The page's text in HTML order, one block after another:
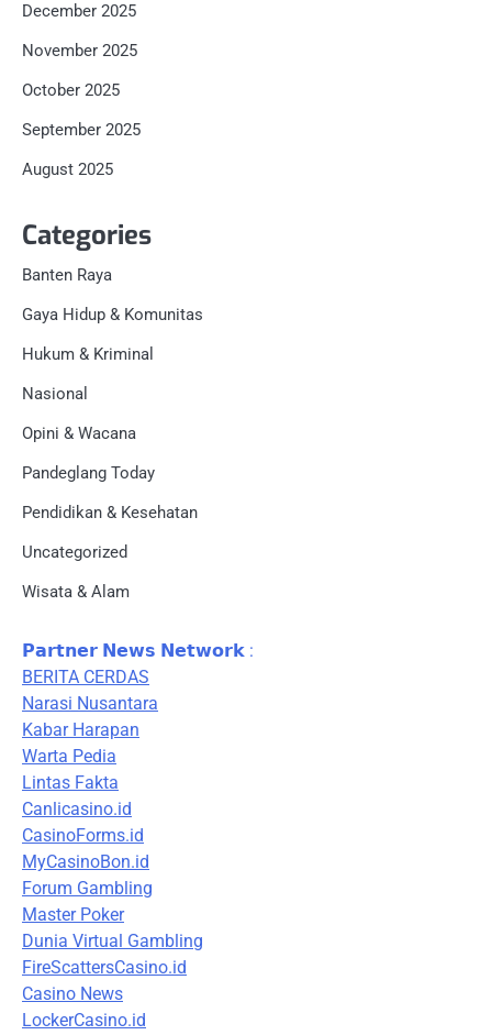
December 2025
November 2025
October 2025
September 2025
August 2025
Categories
Banten Raya
Gaya Hidup & Komunitas
Hukum & Kriminal
Nasional
Opini & Wacana
Pandeglang Today
Pendidikan & Kesehatan
Uncategorized
Wisata & Alam
𝗣𝗮𝗿𝘁𝗻𝗲𝗿 𝗡𝗲𝘄𝘀 𝗡𝗲𝘁𝘄𝗼𝗿𝗸 :
BERITA CERDAS
Narasi Nusantara
Kabar Harapan
Warta Pedia
Lintas Fakta
Canlicasino.id
CasinoForms.id
MyCasinoBon.id
Forum Gambling
Master Poker
Dunia Virtual Gambling
FireScattersCasino.id
Casino News
LockerCasino.id